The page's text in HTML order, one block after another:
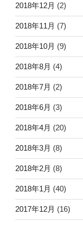
2018年12月 (2)
2018年11月 (7)
2018年10月 (9)
2018年8月 (4)
2018年7月 (2)
2018年6月 (3)
2018年4月 (20)
2018年3月 (8)
2018年2月 (8)
2018年1月 (40)
2017年12月 (16)